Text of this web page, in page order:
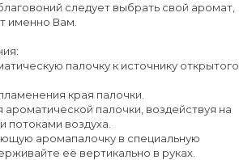
следует выбрать свой аромат,
именно Вам.
палочку к источнику открытого
края палочки.
ароматической палочки, воздействуя на
потоками воздуха.
аромапалочку в специальную
её вертикально в руках.